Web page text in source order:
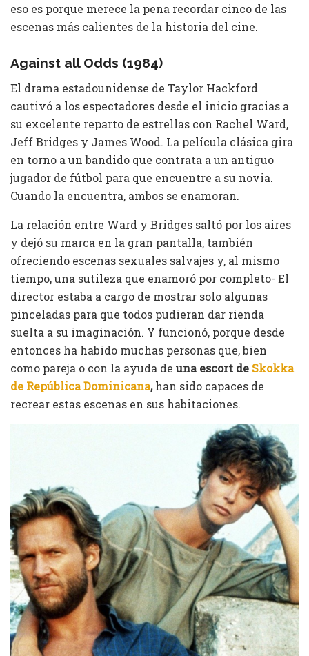
eso es porque merece la pena recordar cinco de las
escenas más calientes de la historia del cine.
Against all Odds (1984)
El drama estadounidense de Taylor Hackford
cautivó a los espectadores desde el inicio gracias a
su excelente reparto de estrellas con Rachel Ward,
Jeff Bridges y James Wood. La película clásica gira
en torno a un bandido que contrata a un antiguo
jugador de fútbol para que encuentre a su novia.
Cuando la encuentra, ambos se enamoran.
La relación entre Ward y Bridges saltó por los aires
y dejó su marca en la gran pantalla, también
ofreciendo escenas sexuales salvajes y, al mismo
tiempo, una sutileza que enamoró por completo- El
director estaba a cargo de mostrar solo algunas
pinceladas para que todos pudieran dar rienda
suelta a su imaginación. Y funcionó, porque desde
entonces ha habido muchas personas que, bien
como pareja o con la ayuda de una escort de Skokka
de República Dominicana,han sido capaces de
recrear estas escenas en sus habitaciones.